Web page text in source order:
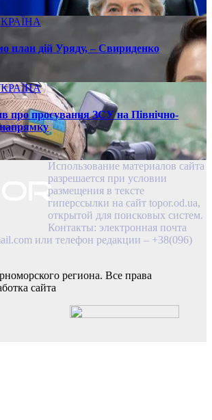
план дій Уряду, – Свириденко
про просування ЗСУ на Північно-
Использование материалов сайта
разрешается при условии
размещения в тексте
гиперссылки на сайт topor.od.ua,
открытой для поисковых систем.
Контакты: электронная почта
или телефон редакции – +38(096)
региона. Все права
сайта